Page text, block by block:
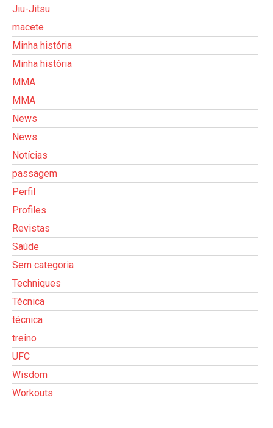
Jiu-Jitsu
macete
Minha história
Minha história
MMA
MMA
News
News
Notícias
passagem
Perfil
Profiles
Revistas
Saúde
Sem categoria
Techniques
Técnica
técnica
treino
UFC
Wisdom
Workouts